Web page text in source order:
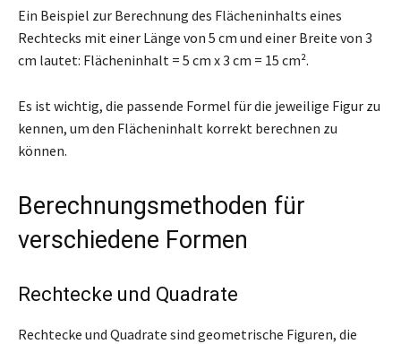
Ein Beispiel zur Berechnung des Flächeninhalts eines
Rechtecks mit einer Länge von 5 cm und einer Breite von 3
cm lautet: Flächeninhalt = 5 cm x 3 cm = 15 cm².
Es ist wichtig, die passende Formel für die jeweilige Figur zu
kennen, um den Flächeninhalt korrekt berechnen zu
können.
Berechnungsmethoden für
verschiedene Formen
Rechtecke und Quadrate
Rechtecke und Quadrate sind geometrische Figuren, die